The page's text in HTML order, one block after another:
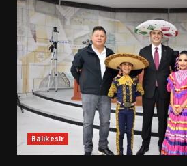
Balıkesir